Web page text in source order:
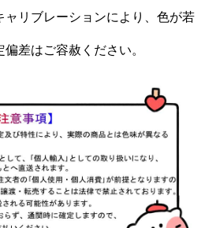
リブレーションにより、色が若
差はご容赦ください。